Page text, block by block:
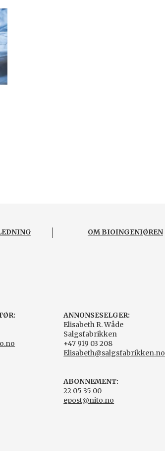
OM BIOINGENIØREN
ANNONSESELGER:
Elisabeth R. Wåde
Salgsfabrikken
+47 919 03 208
Elisabeth@salgsfabrikken.no
ABONNEMENT:
22 05 35 00
epost@nito.no